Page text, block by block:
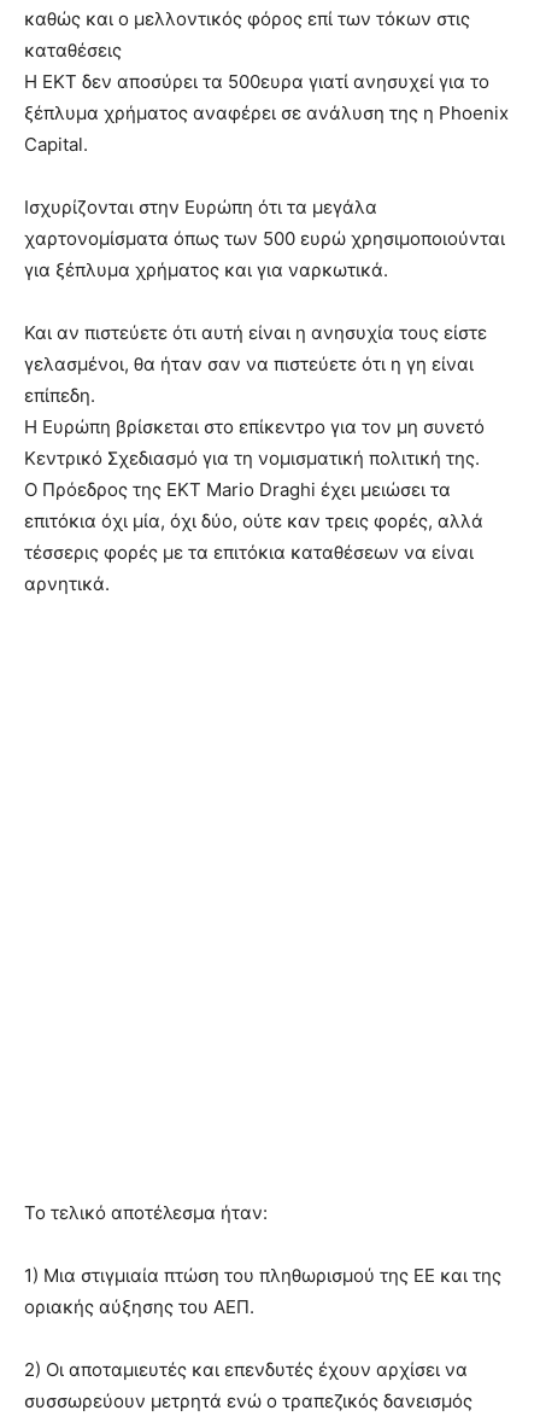
καθώς και ο μελλοντικός φόρος επί των τόκων στις
καταθέσεις
Η ΕΚΤ δεν αποσύρει τα 500ευρα γιατί ανησυχεί για το
ξέπλυμα χρήματος αναφέρει σε ανάλυση της η Phoenix
Capital.
Ισχυρίζονται στην Ευρώπη ότι τα μεγάλα
χαρτονομίσματα όπως των 500 ευρώ χρησιμοποιούνται
για ξέπλυμα χρήματος και για ναρκωτικά.
Και αν πιστεύετε ότι αυτή είναι η ανησυχία τους είστε
γελασμένοι, θα ήταν σαν να πιστεύετε ότι η γη είναι
επίπεδη.
Η Ευρώπη βρίσκεται στο επίκεντρο για τον μη συνετό
Κεντρικό Σχεδιασμό για τη νομισματική πολιτική της.
Ο Πρόεδρος της ΕΚΤ Mario Draghi έχει μειώσει τα
επιτόκια όχι μία, όχι δύο, ούτε καν τρεις φορές, αλλά
τέσσερις φορές με τα επιτόκια καταθέσεων να είναι
αρνητικά.
Το τελικό αποτέλεσμα ήταν:
1) Μια στιγμιαία πτώση του πληθωρισμού της ΕΕ και της
οριακής αύξησης του ΑΕΠ.
2) Οι αποταμιευτές και επενδυτές έχουν αρχίσει να
συσσωρεύουν μετρητά ενώ ο τραπεζικός δανεισμός